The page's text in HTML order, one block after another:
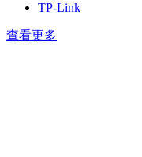
TP-Link
查看更多